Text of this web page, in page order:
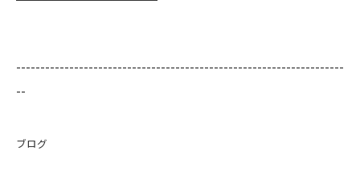
--------------------------------------------------------------------
--
ブログ